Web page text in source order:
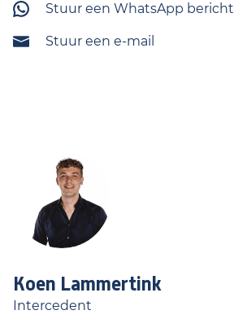
Stuur een WhatsApp bericht
Stuur een e-mail
Koen Lammertink
Intercedent